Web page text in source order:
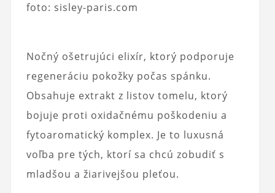
foto: sisley-paris.com
Nočný ošetrujúci elixír, ktorý podporuje
regeneráciu pokožky počas spánku.
Obsahuje extrakt z listov tomelu, ktorý
bojuje proti oxidačnému poškodeniu a
fytoaromatický komplex. Je to luxusná
voľba pre tých, ktorí sa chcú zobudiť s
mladšou a žiarivejšou pleťou.